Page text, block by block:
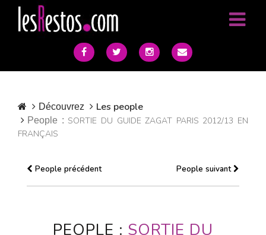
Découvrez Les people
People : SORTIE DU GUIDE ZAGAT PARIS 2012/13 EN
FRANÇAIS
People précédent People suivant
PEOPLE : SORTIE DU